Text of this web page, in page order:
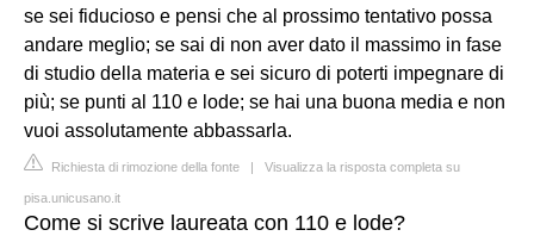
se sei fiducioso e pensi che al prossimo tentativo possa
andare meglio; se sai di non aver dato il massimo in fase
di studio della materia e sei sicuro di poterti impegnare di
più; se punti al 110 e lode; se hai una buona media e non
vuoi assolutamente abbassarla.
Richiesta di rimozione della fonte | Visualizza la risposta completa su
pisa.unicusano.it
Come si scrive laureata con 110 e lode?